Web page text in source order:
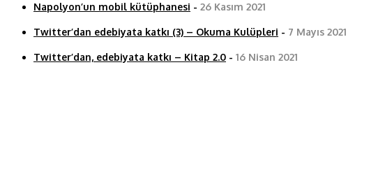
Napolyon’un mobil kütüphanesi - 26 Kasım 2021
Twitter’dan edebiyata katkı (3) – Okuma Kulüpleri - 7 Mayıs 2021
Twitter’dan, edebiyata katkı – Kitap 2.0 - 16 Nisan 2021